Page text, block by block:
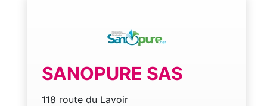
SANOPURE SAS
118 route du Lavoir